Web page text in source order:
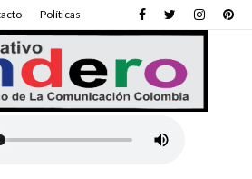
Políticas